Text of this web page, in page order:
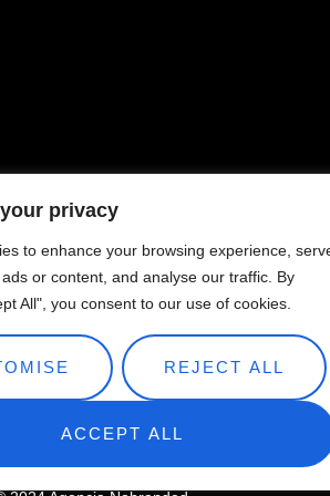
privacy
to enhance your browsing experience,
or content, and analyse our traffic. By
All", you consent to our use of cookies.
REJECT ALL
ACCEPT ALL